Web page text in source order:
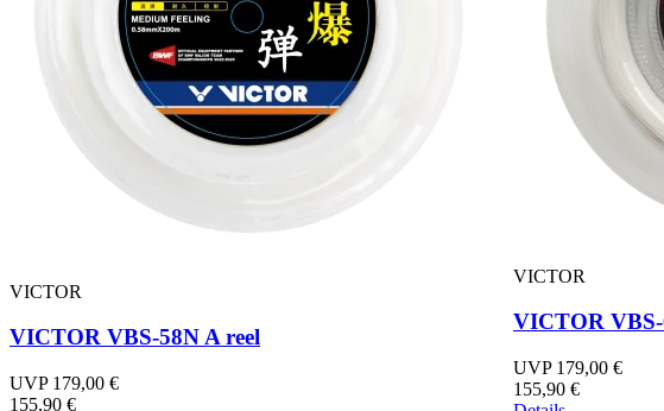
VICTOR
VICTOR VBS-58N A reel
UVP 179,00 €
155,90 €
VICTOR
VICTOR VBS-
UVP 179,00 €
155,90 €